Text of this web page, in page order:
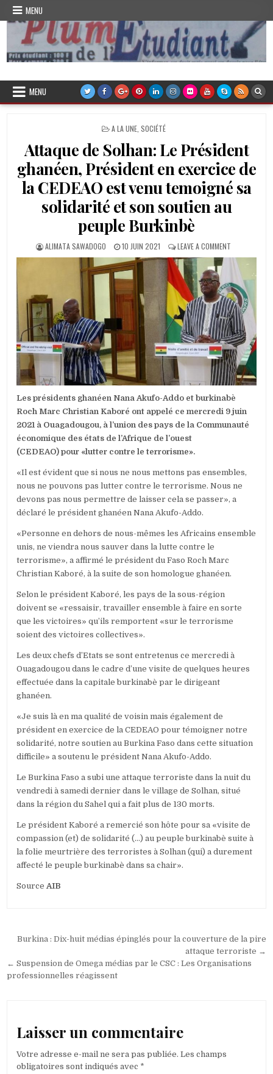
Skip
content
MENU
Plume de l'Etudiant
MENU
POSTED
A LA UNE, SOCIÉTÉ
Attaque de Solhan: Le Président
ghanéen, Président en exercice de
la CEDEAO est venu temoigné sa
solidarité et son soutien au
peuple Burkinbè
AUTHOR:
ALIMATA SAWADOGO
PUBLISHED
DATE:
10 JUIN 2021 LEAVE A COMMENT
ATTAQUE
DE
SOLHAN:
LE
PRÉSIDENT
GHANÉEN,
PRÉSIDENT
EN
EXERCICE
DE
LA
CEDEAO
EST
TEMOIGNÉ
SA
SOLIDARITÉ
PEUPLE
BURKINBÈ
Les présidents ghanéen Nana Akufo-Addo et burkinabè
Roch Marc Christian Kaboré ont appelé ce mercredi 9 juin
2021 à Ouagadougou, à l’union des pays de la Communauté
économique des états de l’Afrique de l’ouest
(CEDEAO) pour «lutter contre le terrorisme».
«Il est évident que si nous ne nous mettons pas ensembles,
nous ne pouvons pas lutter contre le terrorisme. Nous ne
devons pas nous permettre de laisser cela se passer», a
déclaré le président ghanéen Nana Akufo-Addo.
«Personne en dehors de nous-mêmes les Africains ensemble
unis, ne viendra nous sauver dans la lutte contre le
terrorisme», a affirmé le président du Faso Roch Marc
Christian Kaboré, à la suite de son homologue ghanéen.
Selon le président Kaboré, les pays de la sous-région
doivent se «ressaisir, travailler ensemble à faire en sorte
que les victoires» qu’ils remportent «sur le terrorisme
soient des victoires collectives».
Les deux chefs d’Etats se sont entretenus ce mercredi à
Ouagadougou dans le cadre d’une visite de quelques heures
effectuée dans la capitale burkinabè par le dirigeant
ghanéen.
«Je suis là en ma qualité de voisin mais également de
président en exercice de la CEDEAO pour témoigner notre
solidarité, notre soutien au Burkina Faso dans cette situation
difficile» a soutenu le président Nana Akufo-Addo.
Le Burkina Faso a subi une attaque terroriste dans la nuit du
vendredi à samedi dernier dans le village de Solhan, situé
dans la région du Sahel qui a fait plus de 130 morts.
Le président Kaboré a remercié son hôte pour sa «visite de
compassion (et) de solidarité (…) au peuple burkinabè suite à
la folie meurtrière des terroristes à Solhan (qui) a durement
affecté le peuple burkinabè dans sa chair».
SourceAIB
Navigation
de
l’article
Burkina : Dix-huit médias épinglés pour la couverture de la pire
attaque terroriste →
← Suspension de Omega médias par le CSC : Les Organisations
professionnelles réagissent
Laisser un commentaire
Votre adresse e-mail ne sera pas publiée. Les champs
obligatoires sont indiqués avec *